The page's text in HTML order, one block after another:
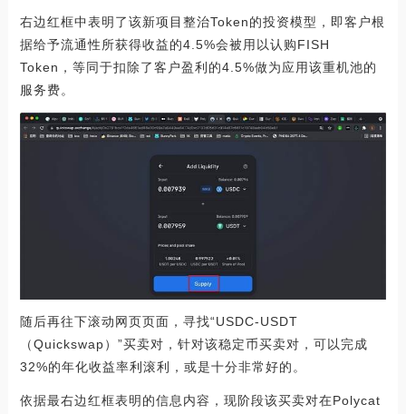
右边红框中表明了该新项目整治Token的投资模型，即客户根
据给予流通性所获得收益的4.5%会被用以认购FISH
Token，等同于扣除了客户盈利的4.5%做为应用该重机池的
服务费。
随后再往下滚动网页页面，寻找“USDC-USDT
（Quickswap）”买卖对，针对该稳定币买卖对，可以完成
32%的年化收益率利滚利，或是十分非常好的。
依据最右边红框表明的信息内容，现阶段该买卖对在Polycat